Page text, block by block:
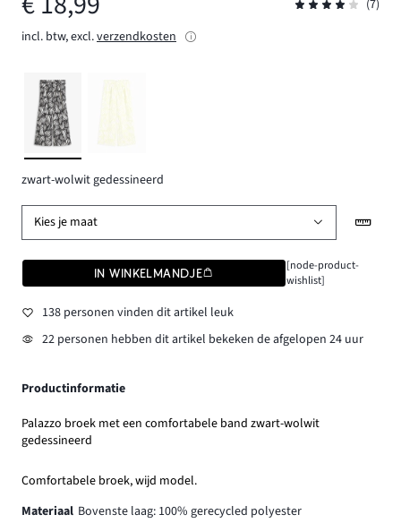
(7)
incl. btw, excl.verzendkosten
zwart-wolwit gedessineerd
Kies je maat
IN WINKELMANDJE
[node-product-
wishlist]
138 personen vinden dit artikel leuk
22 personen hebben dit artikel bekeken de afgelopen 24 uur
Productinformatie
Palazzo broek met een comfortabele band zwart-wolwit
gedessineerd
Comfortabele broek, wijd model.
Materiaal Bovenste laag: 100% gerecycled polyester